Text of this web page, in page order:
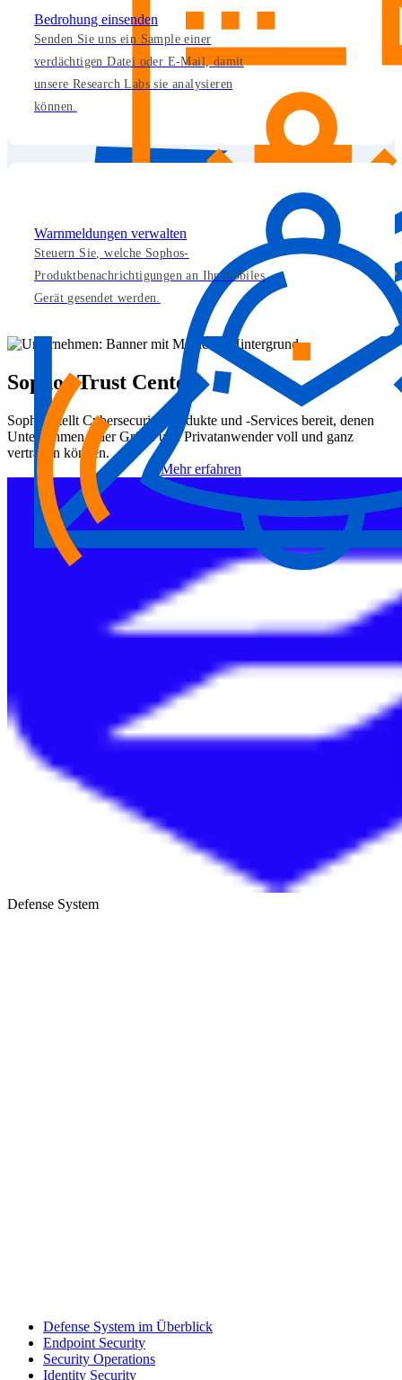
Bedrohung einsenden
Senden Sie uns ein Sample einer
verdächtigen Datei oder E-Mail, damit
unsere Research Labs sie analysieren
können.
Warnmeldungen verwalten
Steuern Sie, welche Sophos-
Produktbenachrichtigungen an Ihr mobiles
Gerät gesendet werden.
Sophos Trust Center
Sophos stellt Cybersecurity-Produkte und -Services bereit, denen
Unternehmen jeder Größe und Privatanwender voll und ganz
vertrauen können.
Mehr erfahren
Defense System
Defense System im Überblick
Endpoint Security
Security Operations
Identity Security